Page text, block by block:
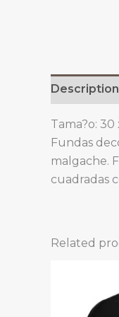
Description
Tama?o:
Fundas
malgache.
cuadradas
Related